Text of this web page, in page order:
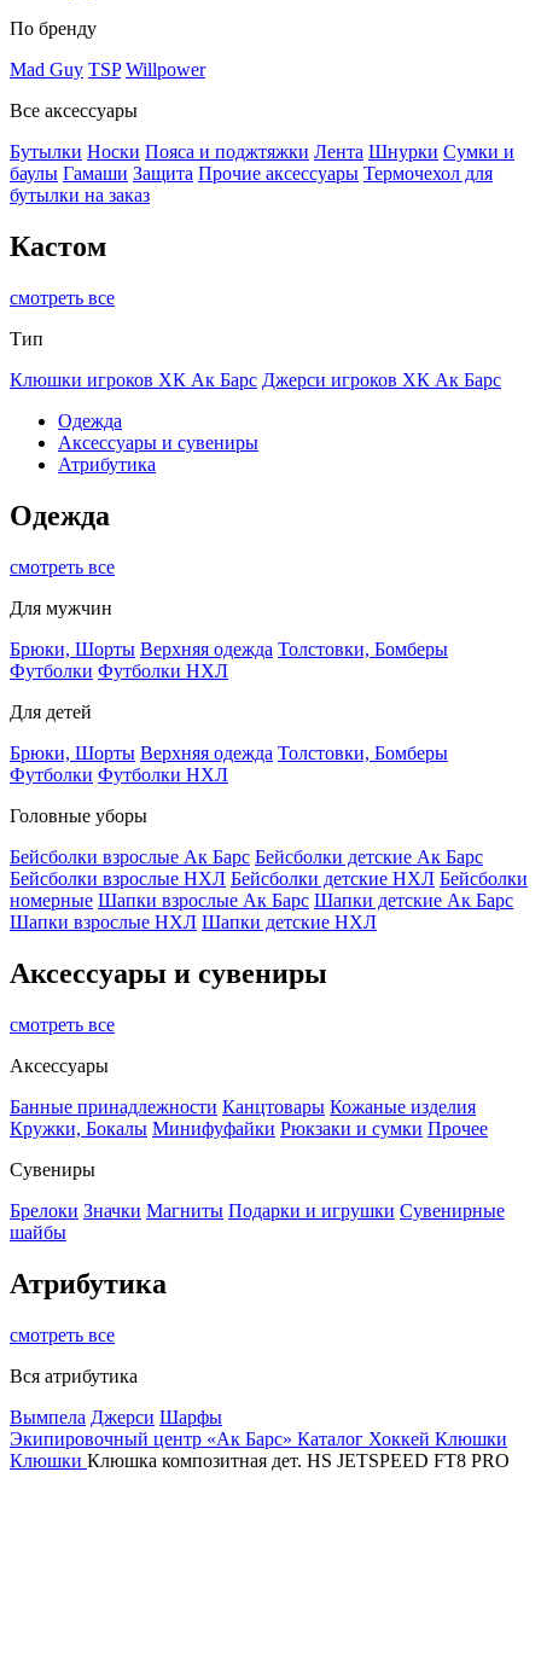
По бренду
Mad Guy TSP Willpower
Все аксессуары
Бутылки Носки Пояса и поджтяжки Лента Шнурки Сумки и
баулы Гамаши Защита Прочие аксессуары Термочехол для
бутылки на заказ
Кастом
смотреть все
Тип
Клюшки игроков ХК Ак Барс Джерси игроков ХК Ак Барс
Одежда
Аксессуары и сувениры
Атрибутика
Одежда
смотреть все
Для мужчин
Брюки, Шорты Верхняя одежда Толстовки, Бомберы
Футболки Футболки НХЛ
Для детей
Брюки, Шорты Верхняя одежда Толстовки, Бомберы
Футболки Футболки НХЛ
Головные уборы
Бейсболки взрослые Ак Барс Бейсболки детские Ак Барс
Бейсболки взрослые НХЛ Бейсболки детские НХЛ Бейсболки
номерные Шапки взрослые Ак Барс Шапки детские Ак Барс
Шапки взрослые НХЛ Шапки детские НХЛ
Аксессуары и сувениры
смотреть все
Аксессуары
Банные принадлежности Канцтовары Кожаные изделия
Кружки, Бокалы Минифуфайки Рюкзаки и сумки Прочее
Сувениры
Брелоки Значки Магниты Подарки и игрушки Сувенирные
шайбы
Атрибутика
смотреть все
Вся атрибутика
Вымпела Джерси Шарфы
Экипировочный центр «Ак Барс» Каталог Хоккей Клюшки
Клюшки Клюшка композитная дет. HS JETSPEED FT8 PRO